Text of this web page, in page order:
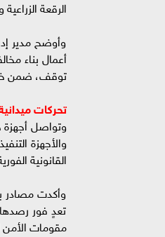
الرقعة
وأوضح مدير
أعمال بناء
توقف، ضمن
تحركات
وتواصل أجهزة
والأجهزة
القانونية
وأكدت مصادر
تعدٍ فور
مقومات الأمن